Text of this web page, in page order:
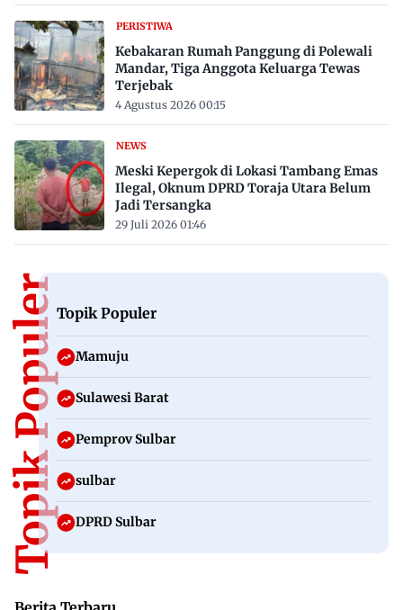
PERISTIWA
Kebakaran Rumah Panggung di Polewali
Mandar, Tiga Anggota Keluarga Tewas
Terjebak
4 Agustus 2026 00:15
NEWS
Meski Kepergok di Lokasi Tambang Emas
Ilegal, Oknum DPRD Toraja Utara Belum
Jadi Tersangka
29 Juli 2026 01:46
Topik PopulerTopik Populer
Mamuju
Sulawesi Barat
Pemprov Sulbar
sulbar
DPRD Sulbar